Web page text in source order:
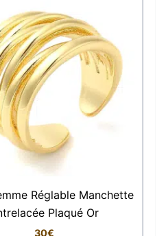
Réglable Manchette
Plaqué Or
30€